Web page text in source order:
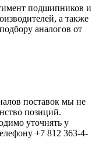
подшипников и
а также
аналогов от
поставок мы не
позиций.
уточнять у
+7 812 363-4-